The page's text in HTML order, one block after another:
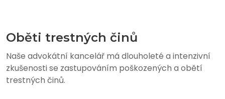
Oběti trestných činů
Naše advokátní kancelář má dlouholeté a intenzivní
zkušenosti se zastupováním poškozených a obětí
trestných činů.